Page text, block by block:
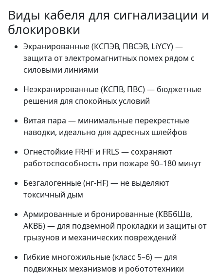
Виды кабеля для сигнализации и
блокировки
Экранированные (КСПЭВ, ПВСЭВ, LiYCY) —
защита от электромагнитных помех рядом с
силовыми линиями
Неэкранированные (КСПВ, ПВС) — бюджетные
решения для спокойных условий
Витая пара — минимальные перекрестные
наводки, идеально для адресных шлейфов
Огнестойкие FRHF и FRLS — сохраняют
работоспособность при пожаре 90–180 минут
Безгалогенные (нг-HF) — не выделяют
токсичный дым
Армированные и бронированные (КВБбШв,
АКВБ) — для подземной прокладки и защиты от
грызунов и механических повреждений
Гибкие многожильные (класс 5–6) — для
подвижных механизмов и робототехники